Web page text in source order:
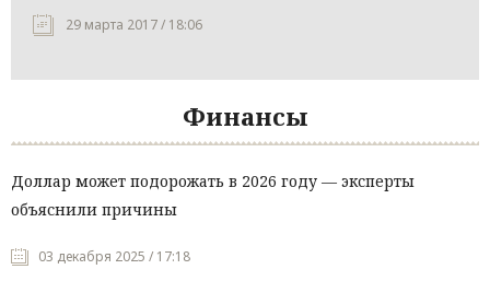
29 марта 2017 / 18:06
Финансы
Доллар может подорожать в 2026 году — эксперты
объяснили причины
03 декабря 2025 / 17:18